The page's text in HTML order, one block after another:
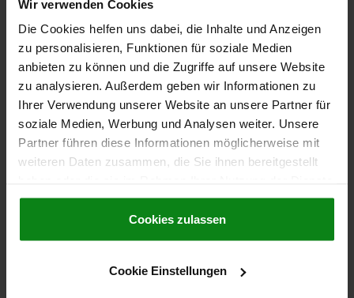
Wir verwenden Cookies
Die Cookies helfen uns dabei, die Inhalte und Anzeigen
zu personalisieren, Funktionen für soziale Medien
anbieten zu können und die Zugriffe auf unsere Website
zu analysieren. Außerdem geben wir Informationen zu
Ihrer Verwendung unserer Website an unsere Partner für
soziale Medien, Werbung und Analysen weiter. Unsere
Partner führen diese Informationen möglicherweise mit
weiteren Daten zusammen, die Sie ihnen bereitgestellt
gesammelt haben.Cookie Richtlinien
Datenschutz|AGB
Cookies zulassen
Cookie Einstellungen
159,55 CHF
zzgl. Versandkosten
DETAILS
03090-01 C
ARRETIERBOLZEN MIT ZUSTANDSSENSOR, GR.2,
M12X1,5, D=6, FORM:C M.RASTNUT,
KOMP:THERMOPLAST SCHWARZGRAU RAL7021,